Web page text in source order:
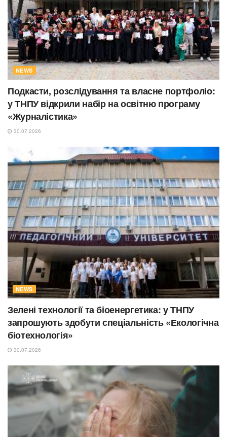
NEWS
Подкасти, розслідування та власне портфоліо:
у ТНПУ відкрили набір на освітню програму
«Журналістика»
30.07.2026
NEWS
Зелені технології та біоенергетика: у ТНПУ
запрошують здобути спеціальність «Екологічна
біотехнологія»
30.07.2026